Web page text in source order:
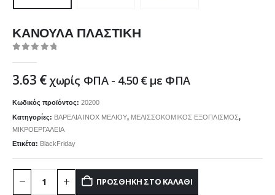
ΚΑΝΟΥΛΑ ΠΛΑΣΤΙΚΗ
3.63 € χωρίς ΦΠΑ - 4.50 €με ΦΠΑ
Κωδικός προϊόντος: 20200
Κατηγορίες: ΒΑΡΕΛΙΑ INOX ΜΕΛΙΟΥ, ΜΕΛΙΣΣΟΚΟΜΙΚΟΣ ΕΞΟΠΛΙΣΜΟΣ,
ΜΙΚΡΟΕΡΓΑΛΕΙΑ
Ετικέτα: BlackFriday
ΠΡΟΣΘΉΚΗ ΣΤΟ ΚΑΛΆΘΙ